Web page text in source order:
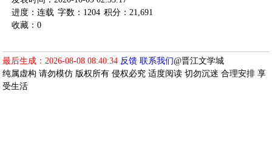
进度：连载 字数：1204 积分：21,691
收藏：0
最后生成：2026-08-08 08:40:34 反馈 联系我们@晋江文学城
纯属虚构 请勿模仿 版权所有 侵权必究 适度阅读 切勿沉迷 合理安排 享
受生活